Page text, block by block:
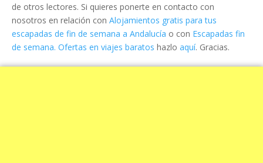
de otros lectores. Si quieres ponerte en contacto con
nosotros en relación con Alojamientos gratis para tus
escapadas de fin de semana a Andalucía o con Escapadas fin
de semana. Ofertas en viajes baratos hazlo aquí. Gracias.